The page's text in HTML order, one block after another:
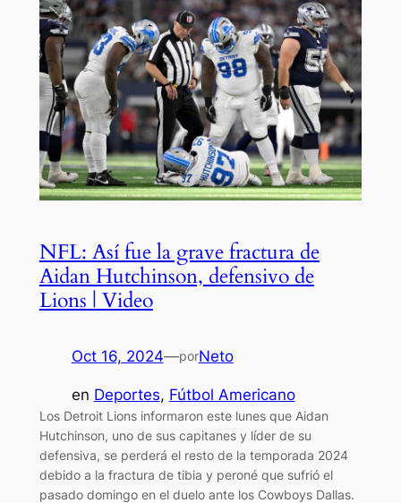
NFL: Así fue la grave fractura de
Aidan Hutchinson, defensivo de
Lions | Video
Oct 16, 2024—porNeto
en Deportes, Fútbol Americano
Los Detroit Lions informaron este lunes que Aidan
Hutchinson, uno de sus capitanes y líder de su
defensiva, se perderá el resto de la temporada 2024
debido a la fractura de tibia y peroné que sufrió el
pasado domingo en el duelo ante los Cowboys Dallas.